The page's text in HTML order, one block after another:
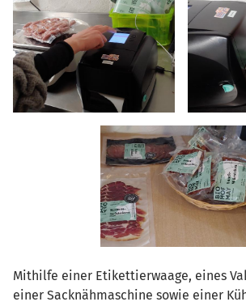
Mithilfe einer Etikettierwaage, eines
einer Sacknähmaschine sowie einer